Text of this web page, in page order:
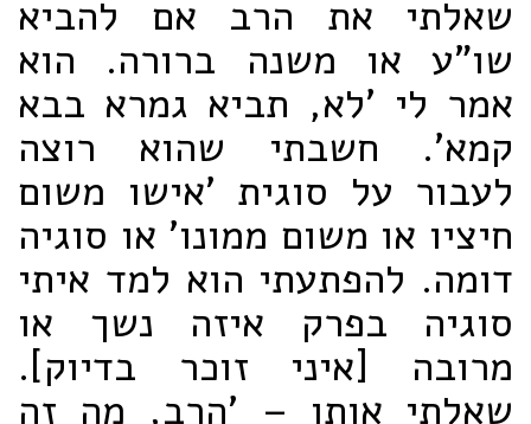
שאלתי את הרב אם להביא
שו"ע או משנה ברורה. הוא
אמר לי 'לא, תביא גמרא בבא
קמא'. חשבתי שהוא רוצה
לעבור על סוגית 'אישו משום
חיציו או משום ממונו' או סוגיה
דומה. להפתעתי הוא למד איתי
סוגיה בפרק איזה נשך או
מרובה [איני זוכר בדיוק].
שאלתי אותו – 'הרב, מה זה